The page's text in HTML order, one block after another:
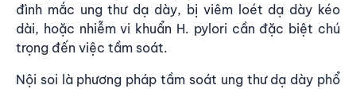
đình mắc ung thư dạ dày, bị viêm loét dạ dày kéo
dài, hoặc nhiễm vi khuẩn H. pylori cần đặc biệt chú
trọng đến việc tầm soát.
Nội soi là phương pháp tầm soát ung thư dạ dày phổ